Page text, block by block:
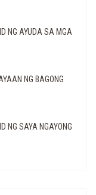
NG AYUDA SA MGA
NG BAGONG
NG SAYA NGAYONG